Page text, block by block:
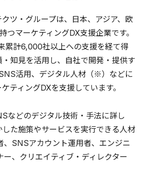
ツ・グループは、日本、アジア、欧
つマーケティングDX支援企業です。
累計6,000社以上への支援を経て得
知見を活用し、自社で開発・提供す
活用、デジタル人材（※）などに
ティングDXを支援しています。
などのデジタル技術・手法に詳し
した施策やサービスを実行できる人材
、SNSアカウント運用者、エンジニ
ー、クリエイティブ・ディレクター